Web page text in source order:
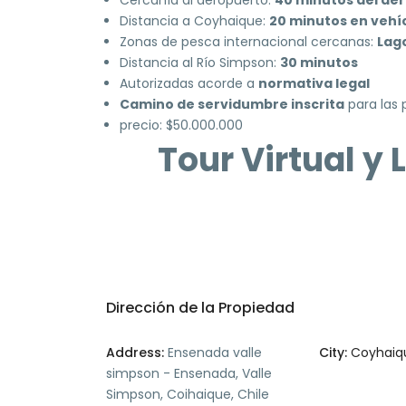
Distancia a Coyhaique: 20 minutos en
Zonas de pesca internacional cercanas:
Distancia al Río Simpson: 30 minutos
Autorizadas acorde a normativa legal
Camino de servidumbre inscrita para las
precio: $50.000.000
Tour Virtual y
Dirección de la Propiedad
Address: Ensenada valle
simpson - Ensenada, Valle
Simpson, Coihaique, Chile
City: